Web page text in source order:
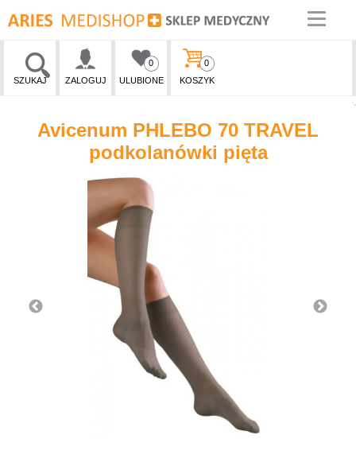
SZUKAJ ZALOGUJ ULUBIONE
0
KOSZYK
0
Avicenum PHLEBO 70 TRAVEL
podkolanówki pięta